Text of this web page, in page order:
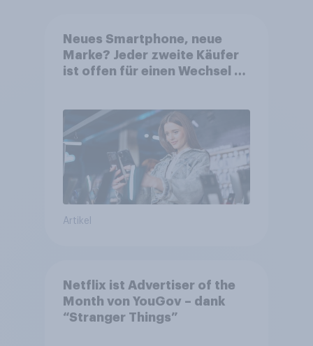
Neues Smartphone, neue
Marke? Jeder zweite Käufer
ist offen für einen Wechsel –
Artikel
Netflix ist Advertiser of the
Month von YouGov – dank
“Stranger Things”